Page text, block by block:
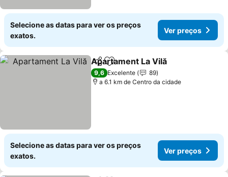
Selecione as datas para ver os preços
exatos.
Ver preços
PartilharAdicionar aos favoritos
Apartament La Vilă
9,6 Excelente
89
a 6.1 km de Centro da cidade
Selecione as datas para ver os preços
exatos.
Ver preços